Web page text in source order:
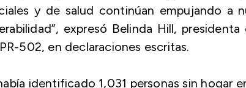
y de salud continúan empujando a
expresó Belinda Hill,
502, en declaraciones escritas.
identificado 1,031 personas sin hogar